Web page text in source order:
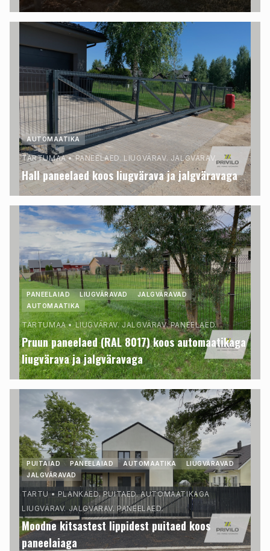
AUTOMAATIKA
TARTUMAA •PANEELAED. LIUGVÄRAV. JALGVÄRAV.
Hall paneelaed koos liugvärava ja jalgväravaga
PANEELAIAD LIUGVÄRAVAD
JALGVÄRAVAD
AUTOMAATIKA
TARTUMAA•LIUGVÄRAV. JALGVÄRAV. PANEELAED.
Pruun paneelaed (RAL 8017) koos automaatikaga
liugvärava ja jalgväravaga
PUITAIAD PANEELAIAD AUTOMAATIKA
LIUGVÄRAVAD
JALGVÄRAVAD
TARTU•PLANKAED. PUITAED. AUTOMAATIKAGA
LIUGVÄRAV. JALGVÄRAV. PANEELAED.
Moodne kitsastest lippidest puitaed koos
paneelaiaga